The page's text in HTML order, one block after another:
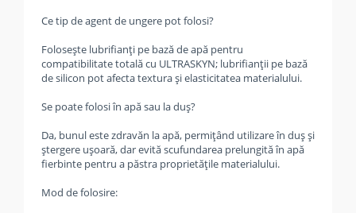
Ce tip de agent de ungere pot folosi?
Folosește lubrifianți pe bază de apă pentru
compatibilitate totală cu ULTRASKYN; lubrifianții pe bază
de silicon pot afecta textura și elasticitatea materialului.
Se poate folosi în apă sau la duș?
Da, bunul este zdravăn la apă, permițând utilizare în duș și
ștergere ușoară, dar evită scufundarea prelungită în apă
fierbinte pentru a păstra proprietățile materialului.
Mod de folosire: